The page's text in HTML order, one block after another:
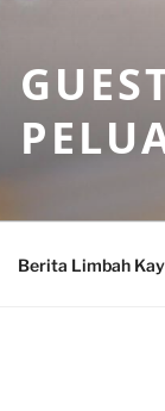
Berita Limbah